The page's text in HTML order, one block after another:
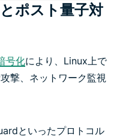
ポスト量子対
号化により、Linux上で
撃、ネットワーク監視
といったプロトコル